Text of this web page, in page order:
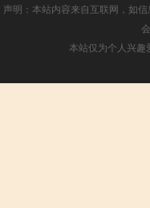
声明：本站内容来自互联网，如
本站仅为个人兴趣